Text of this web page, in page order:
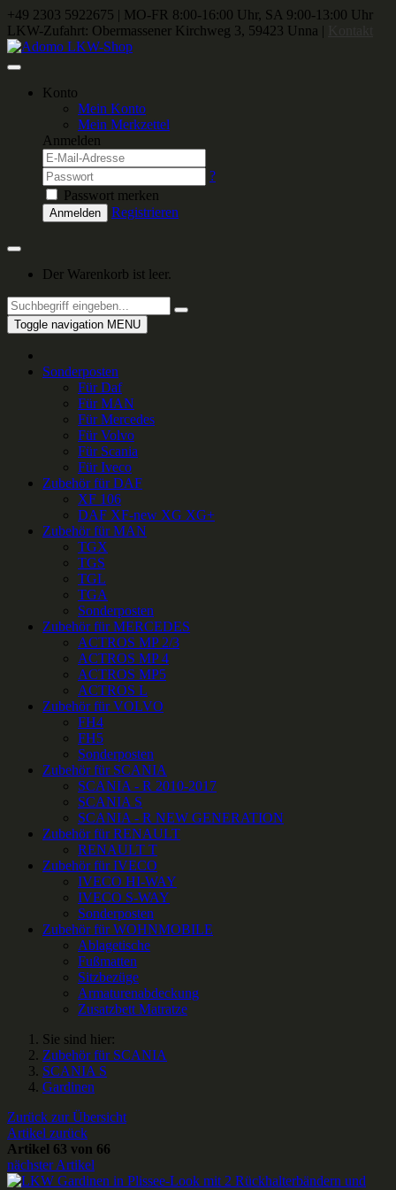
+49 2303 5922675 | MO-FR 8:00-16:00 Uhr, SA 9:00-13:00 Uhr
LKW-Zufahrt: Obermassener Kirchweg 3, 59423 Unna |
Konto
Mein Konto
Mein Merkzettel
Anmelden
?
Passwort merken
Anmelden Registrieren
Der Warenkorb ist leer.
Toggle navigation MENU
Sonderposten
Für Daf
Für MAN
Für Mercedes
Für Volvo
Für Scania
Für Iveco
Zubehör für DAF
XF 106
DAF XF-new XG XG+
Zubehör für MAN
TGX
TGS
TGL
TGA
Sonderposten
Zubehör für MERCEDES
ACTROS MP 2/3
ACTROS MP 4
ACTROS MP5
ACTROS L
Zubehör für VOLVO
FH4
FH5
Sonderposten
Zubehör für SCANIA
SCANIA - R 2010-2017
SCANIA S
SCANIA - R NEW GENERATION
Zubehör für RENAULT
RENAULT T
Zubehör für IVECO
IVECO HI-WAY
IVECO S-WAY
Sonderposten
Zubehör für WOHNMOBILE
Ablagetische
Fußmatten
Sitzbezüge
Armaturenabdeckung
Zusatzbett Matratze
Sie sind hier:
Zubehör für SCANIA
SCANIA S
Gardinen
Zurück zur Übersicht
Artikel zurück
Artikel 63 von 66
nächster Artikel